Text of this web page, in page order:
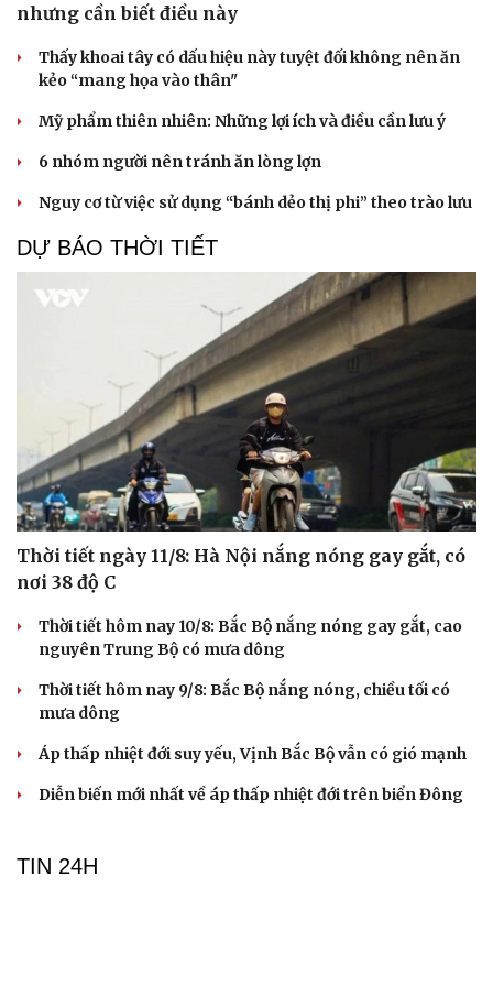
nhưng cần biết điều này
Thấy khoai tây có dấu hiệu này tuyệt đối không nên ăn
kẻo “mang họa vào thân"
Mỹ phẩm thiên nhiên: Những lợi ích và điều cần lưu ý
6 nhóm người nên tránh ăn lòng lợn
Nguy cơ từ việc sử dụng “bánh dẻo thị phi” theo trào lưu
DỰ BÁO THỜI TIẾT
Thời tiết ngày 11/8: Hà Nội nắng nóng gay gắt, có
nơi 38 độ C
Thời tiết hôm nay 10/8: Bắc Bộ nắng nóng gay gắt, cao
nguyên Trung Bộ có mưa dông
Thời tiết hôm nay 9/8: Bắc Bộ nắng nóng, chiều tối có
mưa dông
Áp thấp nhiệt đới suy yếu, Vịnh Bắc Bộ vẫn có gió mạnh
Diễn biến mới nhất về áp thấp nhiệt đới trên biển Đông
TIN 24H